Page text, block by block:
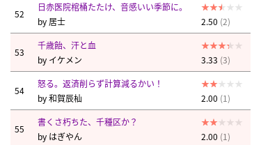
52
日赤医院棺桶たたけ、音感いい季節に。
by 居士 2.50 (2)
53
千歳飴、汗と血
by イケメン 3.33 (3)
54
怒る。返済削らず計算減るかい！
by和賀辰杣 2.00 (1)
55
書くさ朽ちた、千種区か？
by はぎやん 2.00 (1)